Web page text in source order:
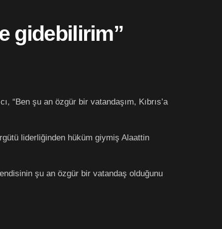
gidebilirim”
“Ben şu an özgür bir vatandaşım, Kıbrıs’a
liderliğinden hüküm giymiş Alaattin
şu an özgür bir vatandaş olduğunu